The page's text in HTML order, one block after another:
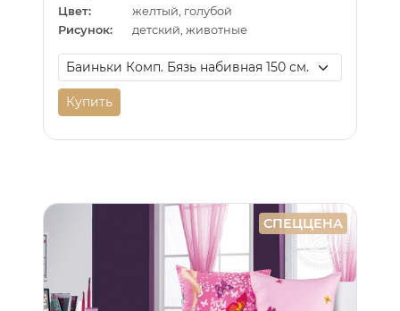
Цвет:
желтый, голубой
Рисунок:
детский, животные
Купить
СПЕЦЦЕНА